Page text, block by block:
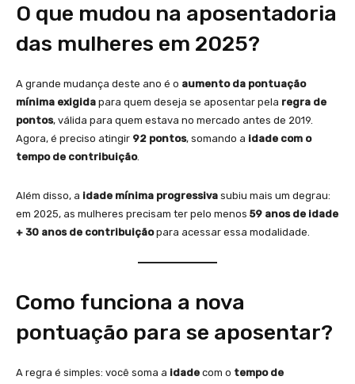
O que mudou na aposentadoria
das mulheres em 2025?
A grande mudança deste ano é o aumento da pontuação
mínima exigida para quem deseja se aposentar pela regra de
pontos, válida para quem estava no mercado antes de 2019.
Agora, é preciso atingir 92 pontos, somando a idade com o
tempo de contribuição.
Além disso, a idade mínima progressiva subiu mais um degrau:
em 2025, as mulheres precisam ter pelo menos 59 anos de idade
+ 30 anos de contribuiçãopara acessar essa modalidade.
Como funciona a nova
pontuação para se aposentar?
A regra é simples: você soma a idade com o tempo de